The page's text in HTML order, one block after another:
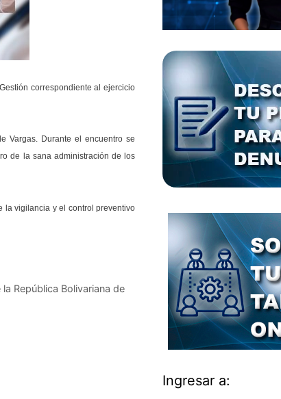
correspondiente al ejercicio
Vargas. Durante el encuentro se
de la sana administración de los
la vigilancia y el control preventivo
República Bolivariana de
Ingresar a: